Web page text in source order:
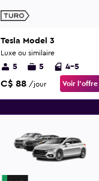
Tesla Model 3
Luxe ou similaire
5 5 4-5
C$ 88 /jour Voir l’offre